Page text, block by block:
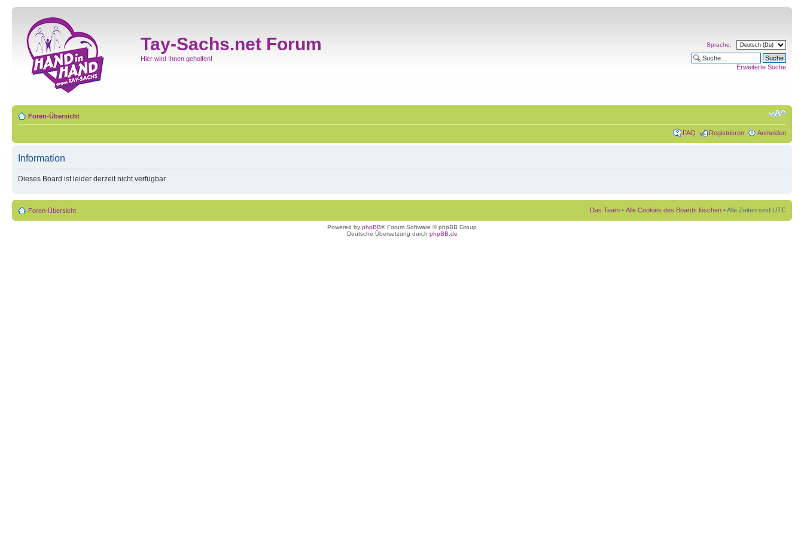
Tay-Sachs.net Forum
Hier wird Ihnen geholfen!
Sprache:
Erweiterte Suche
Foren-Übersicht
FAQ Registrieren Anmelden
Information
Dieses Board ist leider derzeit nicht verfügbar.
Foren-Übersicht Das Team • Alle Cookies des Boards löschen • Alle Zeiten sind UTC
Powered by phpBB® Forum Software © phpBB Group
Deutsche Übersetzung durch phpBB.de